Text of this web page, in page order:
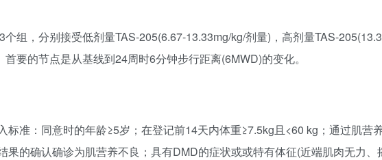
组，分别接受低剂量TAS-205(6.67-13.33mg/kg/剂量)，高剂量TAS-
要的节点是从基线到24周时6分钟步行距离(6MWD)的变化。
标准：同意时的年龄≥5岁；在登记前14天内体重≥7.5kg且<60 kg；通过肌营
果的确认确诊为肌营养不良；具有DMD的症状或或特有体征(近端肌肉无力、